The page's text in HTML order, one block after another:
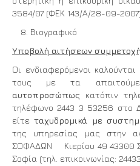
3584/07 (ΦΕΚ 143/Α/28-09-2007).
Βιογραφικό
Υποβολή αιτήσεων
Οι ενδιαφερόμενοι
τους με τα
αυτοπροσώπως κατόπιν
τηλέφωνο 2443 3 53256 στo
είτεταχυδρομικά με
της υπηρεσίας μας στην
ΣΟΦΑΔΩΝ Κιερίου 49 43300
Σοφία (τηλ. επικοινωνίας: